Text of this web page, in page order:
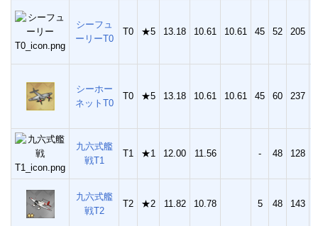
シーフュ
ーリーT0
T0 ★5 13.18 10.61 10.61 45 52 205
シーホー
ネットT0
T0 ★5 13.18 10.61 10.61 45 60 237
九六式艦
戦T1
T1 ★1 12.00 11.56 - 48 128
九六式艦
戦T2
T2 ★2 11.82 10.78 5 48 143